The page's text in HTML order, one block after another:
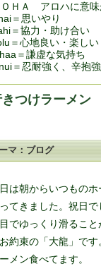
ＯＨＡ アロハに意
＝思いやり
＝協力・助け合い
＝心地良い・楽しい
＝謙虚な気持ち
＝忍耐強く、辛抱
つけラーメン
マ： ブログ
は朝からいつもの
てきました。祝日
でゆっくり滑るこ
約束の「大龍」で
メン食べてます。